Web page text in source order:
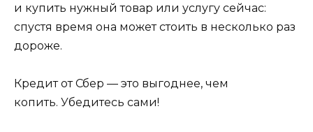
и купить нужный товар или услугу сейчас:
спустя время она может стоить в несколько раз
дороже.
Кредит от Сбер — это выгоднее, чем
копить. Убедитесь сами!